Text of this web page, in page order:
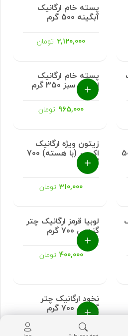
پسته خام ارگانیک
آبگینه 500 گرم
2,120,000 تومان
پسته خام ارگانیک
ارمغان سبز 350 گرم
965,000 تومان
زیتون ویژه ارگانیک
اکسیر (با هسته) 700
تومان